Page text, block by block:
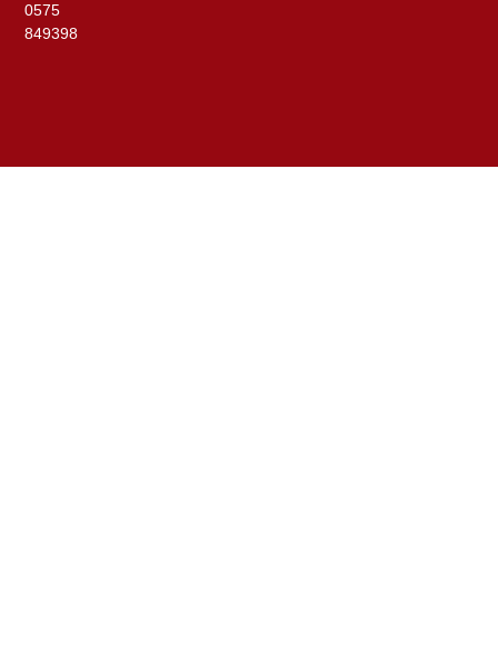
0575
849398